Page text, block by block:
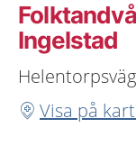
Ingelstad
Visa på